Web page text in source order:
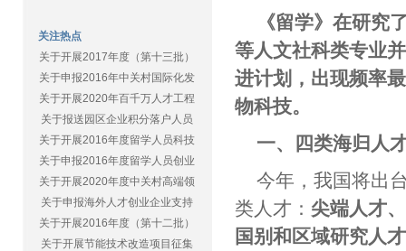
关注热点
关于开展2017年度（第十三批）
关于申报2016年中关村国际化发
关于开展2020年百千万人才工程
关于报送园区企业积分落户人员
关于开展2016年度留学人员科技
关于申报2016年度留学人员创业
关于开展2020年度中关村高端领
关于申报海外人才创业企业支持
关于开展2016年度（第十二批）
关于开展节能技术改造项目征集
《留学》在研究
等人文社科类专业
进计划，出现频率
物科技。
一、四类海归人
今年，我国将出
类人才： 尖端人才
国别和区域研究人才